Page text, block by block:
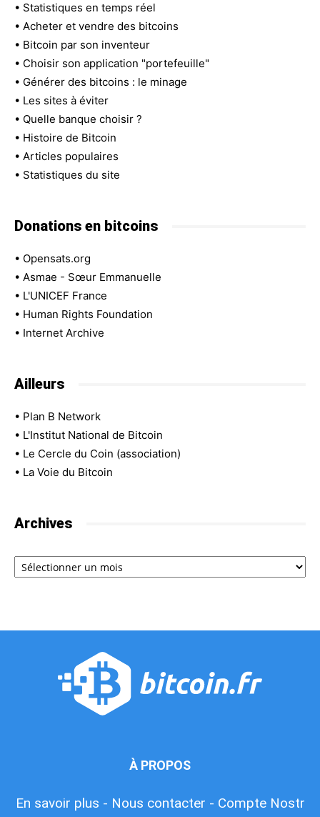
• Statistiques en temps réel
• Acheter et vendre des bitcoins
• Bitcoin par son inventeur
• Choisir son application "portefeuille"
• Générer des bitcoins : le minage
• Les sites à éviter
• Quelle banque choisir ?
• Histoire de Bitcoin
• Articles populaires
• Statistiques du site
Donations en bitcoins
• Opensats.org
• Asmae - Sœur Emmanuelle
• L'UNICEF France
• Human Rights Foundation
• Internet Archive
Ailleurs
• Plan B Network
• L'Institut National de Bitcoin
• Le Cercle du Coin (association)
• La Voie du Bitcoin
Archives
Archives
À PROPOS
En savoir plus - Nous contacter - Compte Nostr